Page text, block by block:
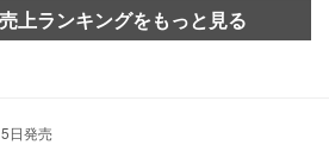
上ランキングをもっと見る
日発売